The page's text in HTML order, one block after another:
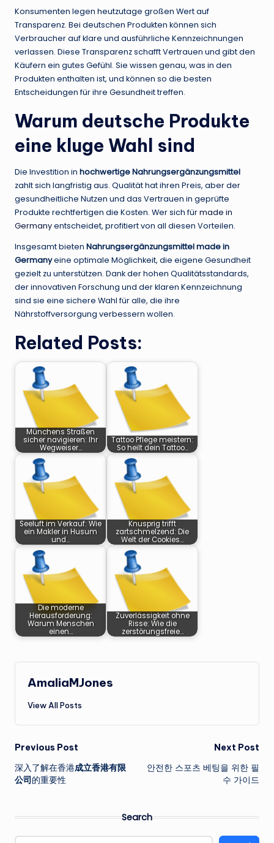
Konsumenten legen heutzutage großen Wert auf
Transparenz. Bei deutschen Produkten können sich
Verbraucher auf klare und ausführliche Kennzeichnungen
verlassen. Diese Transparenz schafft Vertrauen und gibt den
Käufern ein gutes Gefühl. Sie wissen genau, was in den
Produkten enthalten ist, und können so die besten
Entscheidungen für ihre Gesundheit treffen.
Warum deutsche Produkte
eine kluge Wahl sind
Die Investition in hochwertige Nahrungsergänzungsmittel
zahlt sich langfristig aus. Qualität hat ihren Preis, aber der
gesundheitliche Nutzen und das Vertrauen in geprüfte
Produkte rechtfertigen die Kosten. Wer sich fürmade in
Germanyentscheidet, profitiert von all diesen Vorteilen.
Insgesamt bieten Nahrungsergänzungsmittel made in
Germanyeine optimale Möglichkeit, die eigene Gesundheit
gezielt zu unterstützen. Dank der hohen Qualitätsstandards,
der innovativen Forschung und der klaren Kennzeichnung
sind sie eine sichere Wahl für alle, die ihre
Nährstoffversorgung verbessern wollen.
Related Posts:
Münchens Straßen
sicher navigieren: Ihr
Wegweiser…
Tattoo Pflege meistern:
So heilt dein Tattoo…
Seeluft im Verkauf: Wie
ein Makler in Husum
und…
Knusprig trifft
zartschmelzend: Die
Welt der Cookies…
Die moderne
Herausforderung:
Warum Menschen
einen…
Zuverlässigkeit ohne
Risse: Wie die
zerstörungsfreie…
AmaliaMJones
View All Posts
Post
navigation
Previous Post
深入了解在香港成立香港有限
公司的重要性
Next Post
안전한 스포츠 베팅을 위한 필
수 가이드
Search